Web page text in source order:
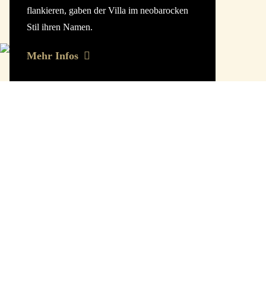
flankieren, gaben der Villa im neobarocken
Stil ihren Namen.
Mehr Infos